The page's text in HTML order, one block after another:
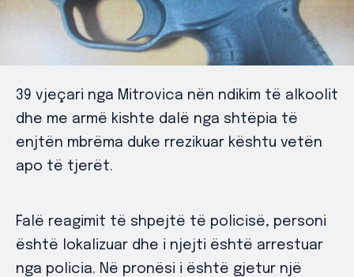
39 vjeçari nga Mitrovica nën ndikim të alkoolit
dhe me armë kishte dalë nga shtëpia të
enjtën mbrëma duke rrezikuar kështu vetën
apo të tjerët.
Falë reagimit të shpejtë të policisë, personi
është lokalizuar dhe i njejti është arrestuar
nga policia. Në pronësi i është gjetur një